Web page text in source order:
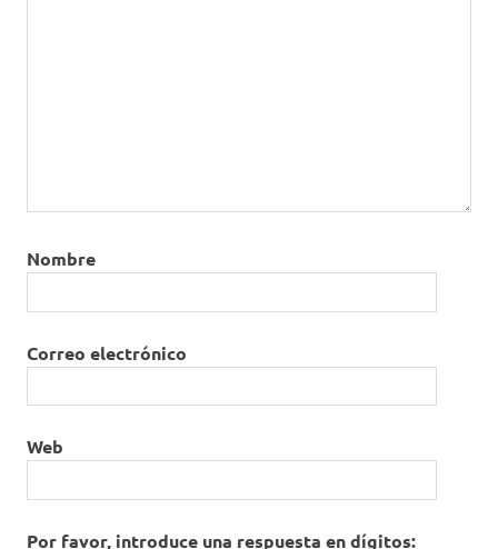
Nombre
Correo electrónico
Web
Por favor, introduce una respuesta en dígitos: